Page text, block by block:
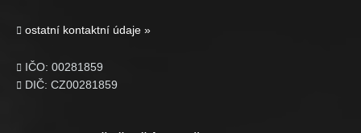
 ostatní kontaktní údaje »
 IČO: 00281859
 DIČ: CZ00281859